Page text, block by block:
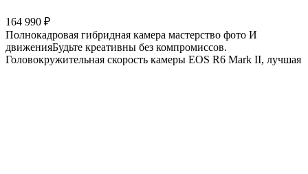
164 990 ₽
Полнокадровая гибридная камера мастерство фото И
движенияБудьте креативны без компромиссов.
Головокружительная скорость камеры EOS R6 Mark II, лучшая